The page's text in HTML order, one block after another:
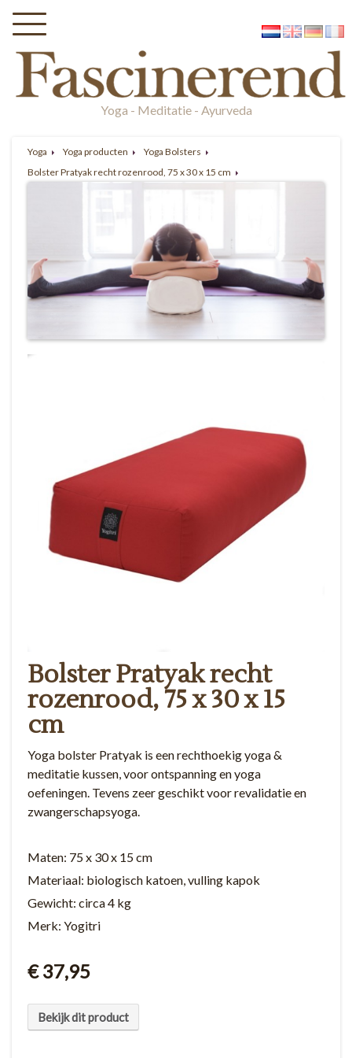
Yoga - Meditatie - Ayurveda
Yoga Yoga producten
Yoga Bolsters
Bolster Pratyak recht rozenrood, 75 x 30 x 15 cm
Bolster Pratyak recht
rozenrood, 75 x 30 x 15
cm
Yoga bolster Pratyak is een rechthoekig yoga &
meditatie kussen, voor ontspanning en yoga
oefeningen. Tevens zeer geschikt voor revalidatie en
zwangerschapsyoga.
Maten: 75 x 30 x 15 cm
Materiaal: biologisch katoen, vulling kapok
Gewicht: circa 4 kg
Merk: Yogitri
€ 37,95
Bekijk dit product